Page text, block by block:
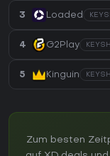
3 Loaded
4 G2Play
5 Kinguin
Zum besten